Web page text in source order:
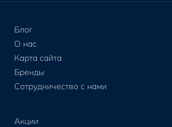
Блог
О нас
Карта сайта
Бренды
Сотрудничество с нами
Акции